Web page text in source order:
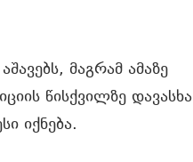
მაგრამ ამაზე
წისქვილზე დავასხა
იქნება.